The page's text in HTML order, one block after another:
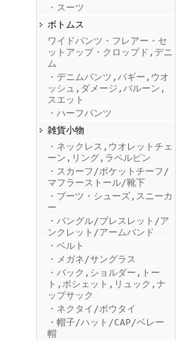
FINEBOYS2025年8月号
FINEBOYS2025年7月号
・スーツ
ボトムス
ワイドパンツ・フレアー・セ
ットアップ・クロップド,デニ
ム
・デニムパンツ,バギー,ウオ
ッシュ,ダメージ,バルーン,
スエット
・ハーフパンツ
雑貨小物
・ネックレス,ウオレットチェ
ーン,リング,ラペルピン
・スカーフ/ポケットチーフ/
マフラーストール/靴下
・ブーツ・シューズ,スニーカ
ー
・バングル/ブレスレット/ア
ンクレット/アームバンド
・ベルト
・メガネ/サングラス
・バック,ショルダー,トー
ト,ポシェット,リュック,ナ
ップサック
・ネクタイ/ボウタイ
・帽子/ハット/CAP/ベレー
帽